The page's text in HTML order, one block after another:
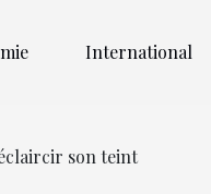
International
son teint